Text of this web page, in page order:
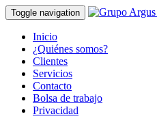
Toggle navigation
Inicio
¿Quiénes somos?
Clientes
Servicios
Contacto
Bolsa de trabajo
Privacidad